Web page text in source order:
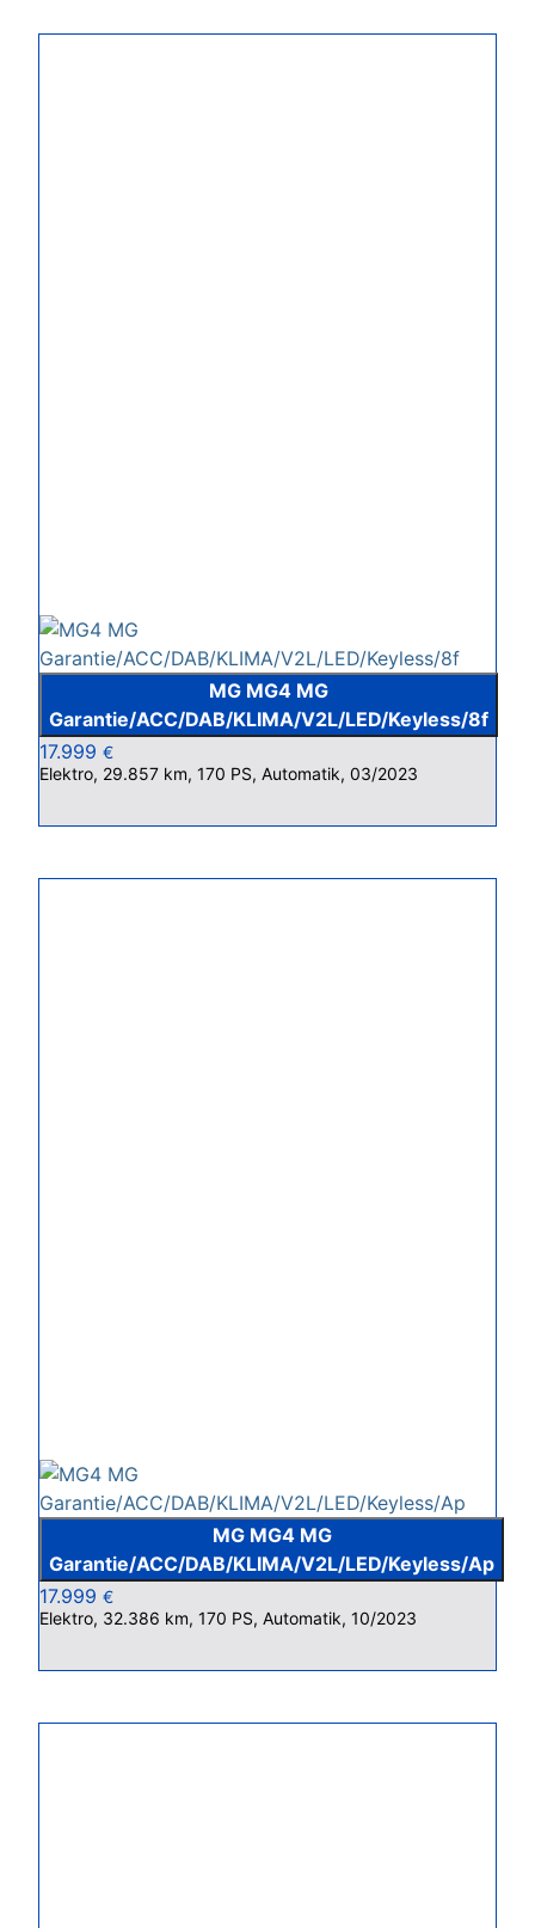
MG MG4 MG
Garantie/ACC/DAB/KLIMA/V2L/LED/Keyless/8f
17.999 €
Elektro, 29.857 km, 170 PS, Automatik, 03/2023
MG MG4 MG
Garantie/ACC/DAB/KLIMA/V2L/LED/Keyless/Ap
17.999 €
Elektro, 32.386 km, 170 PS, Automatik, 10/2023